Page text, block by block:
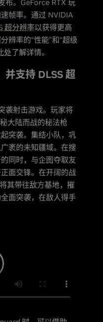
布。GeForce RTX 玩
帧率。通过 NVIDIA
超分辨率以获得更高
辨率的“性能”和“超级
处了解详情。
支持 DLSS 超
袭射击游戏。玩家将
大陆而战的秘法枪
突袭。集结小队，巩
袤的未知疆域。在搜
同时，与企图夺取友
面交锋。在开阔的战
其带往敌方基地，摧
面突袭，在敌人得手